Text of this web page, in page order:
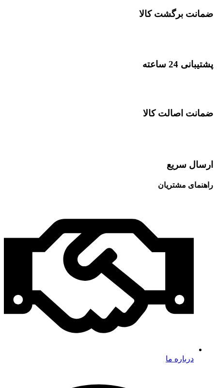
ضمانت برگشت کالا
پشتیبانی 24 ساعته
ضمانت اصالت کالا
ارسال سریع
راهنمای مشتریان
درباره ما